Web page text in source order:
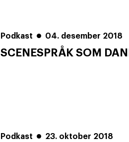
Podkast 04. desember 2018
SCENESPRÅK SOM
Podkast 23. oktober 2018